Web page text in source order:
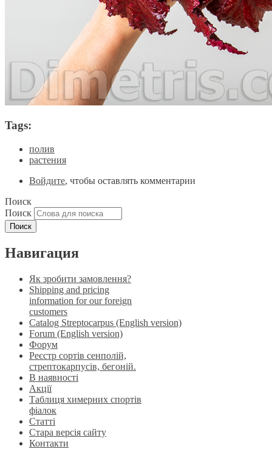
Tags:
полив
растения
Войдите, чтобы оставлять комментарии
Поиск
Поиск
Навигация
Як зробити замовлення?
Shipping and pricing
information for our foreign
customers
Catalog Streptocarpus (English version)
Forum (English version)
Форум
Реєстр сортів сенполій,
стрептокарпусів, бегоній.
В наявності
Акції
Таблиця химерних спортів
фіалок
Статті
Стара версія сайту
Контакти